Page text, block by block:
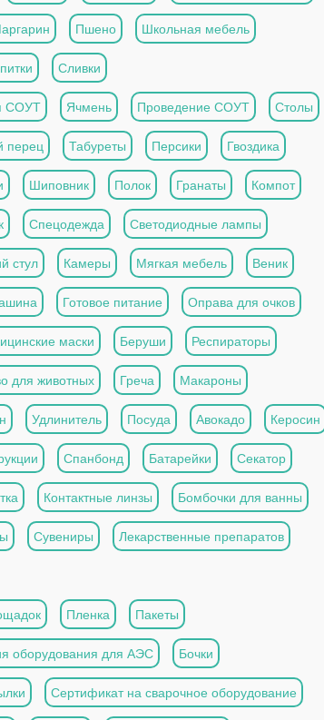
Пшено Школьная мебель
Сливки
СОУТ Ячмень Проведение СОУТ Столы
перец Табуреты Персики Гвоздика
Шиповник Полок Гранаты Компот
Спецодежда Светодиодные лампы
стул Камеры Мягкая мебель Веник
Готовое питание Оправа для очков
маски Беруши Респираторы
для животных Греча Макароны
Удлинитель Посуда Авокадо Керосин
Спанбонд Батарейки Секатор
Контактные линзы Бомбочки для ванны
Сувениры Лекарственные препаратов
Пленка Пакеты
оборудования для АЭС Бочки
Сертификат на сварочное оборудование